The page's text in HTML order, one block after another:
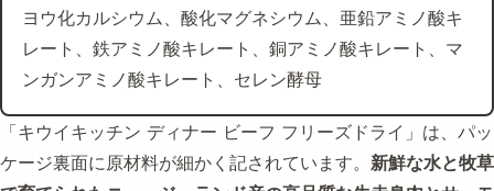
ヨウ化カルシウム、酸化マグネシウム、亜鉛アミノ酸キ
レート、鉄アミノ酸キレート、銅アミノ酸キレート、マ
ンガンアミノ酸キレート、セレン酵母
「キウイキッチン ディナー ビーフ フリーズドライ」は、パッ
ケージ裏面に原材料が細かく記されています。 新鮮な水と牧草